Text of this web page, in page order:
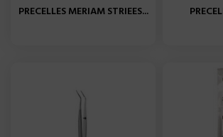
PRECELLES MERIAM STRIEES...